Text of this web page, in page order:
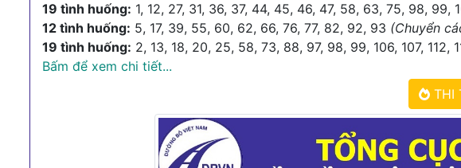
19 tình huống: 1, 12, 27, 31, 36, 37, 44, 45, 46, 47, 58, 63, 75, 98, 99,
12 tình huống: 5, 17, 39, 55, 60, 62, 66, 76, 77, 82, 92, 93 (Chuyển
19 tình huống: 2, 13, 18, 20, 25, 58, 73, 88, 97, 98, 99, 106, 107, 112,
Bấm để xem chi tiết...
THI